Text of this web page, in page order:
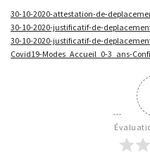
30-10-2020-attestation-de-
30-10-2020-justificatif-de-
30-10-2020-justificatif-de-
Covid19-Modes_Accueil_0-3_ans-